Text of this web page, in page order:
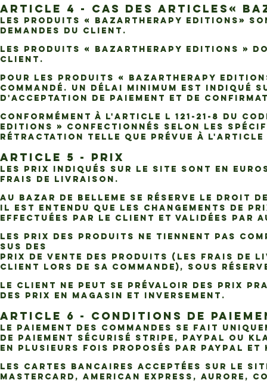
ARTICLE 4 - CAS DES ARTICLES«
Les Produits « Bazartherapy Editions»
demandes du Client.
Les Produits « Bazartherapy Editions »
Client.
Pour les Produits « Bazartherapy
commandé. Un délai minimum est
d'acceptation de paiement et de
Conformément à l'article L 121-21-8 du
Editions » confectionnés selon les
rétractation telle que prévue à l'article
ARTICLE 5 - PRIX
Les prix indiqués sur le Site sont en
Frais de Livraison.
AU BAZAR DE BELLEME se réserve le
Il est entendu que les changements de
effectuées par le Client et validées par AU
Les prix des Produits ne tiennent pas
sus des
prix de vente des Produits (les Frais de
Client lors de sa Commande), sous
Le Client ne peut se prévaloir des prix
des prix en magasin et inversement.
ARTICLE 6 - CONDITIONS DE
Le paiement des Commandes se fait
de paiement sécurisé STRIPE, PAYPAL
en plusieurs fois proposés par PAYPAL et
Les cartes bancaires acceptées sur le
Mastercard, American Express, Aurore,